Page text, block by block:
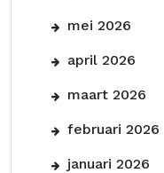
mei 2026
april 2026
maart 2026
februari 2026
januari 2026